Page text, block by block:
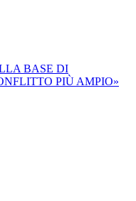
BASE DI
PIÙ AMPIO»